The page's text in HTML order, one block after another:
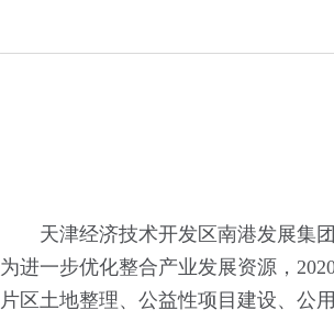
天津经济技术开发区南港发展集
为进一步优化整合产业发展资源，
片区土地整理、公益性项目建设、公